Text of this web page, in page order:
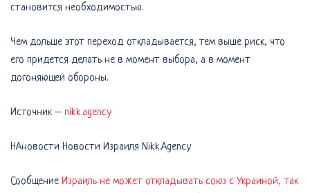
становится необходимостью.
Чем дольше этот переход откладывается, тем выше риск, что
его придется делать не в момент выбора, а в момент
догоняющей обороны.
Источник – nikk.agency
НАновости Новости Израиля Nikk.Agency
Сообщение Израиль не может откладывать союз с Украиной, так